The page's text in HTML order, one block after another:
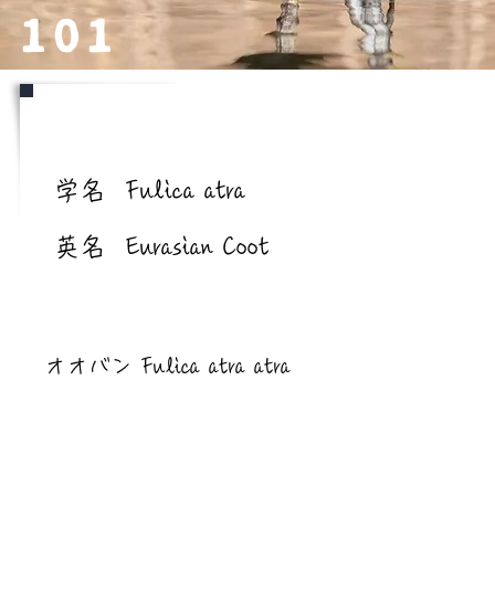
101
学名 Fulica atra
英名 Eurasian Coot
オオバン Fulica atra atra